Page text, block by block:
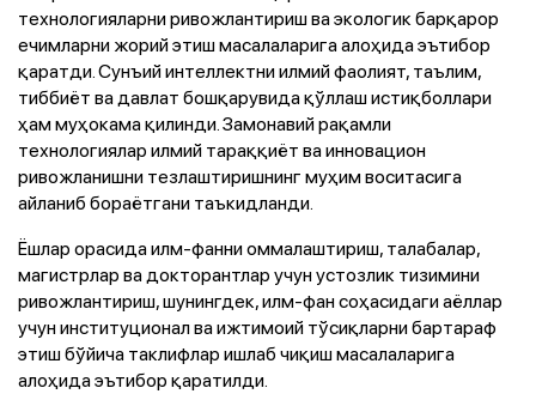
технологияларни ривожлантириш ва экологик барқарор
ечимларни жорий этиш масалаларига алоҳида эътибор
қаратди. Сунъий интеллектни илмий фаолият, таълим,
тиббиёт ва давлат бошқарувида қўллаш истиқболлари
ҳам муҳокама қилинди. Замонавий рақамли
технологиялар илмий тараққиёт ва инновацион
ривожланишни тезлаштиришнинг муҳим воситасига
айланиб бораётгани таъкидланди.
Ёшлар орасида илм-фанни оммалаштириш, талабалар,
магистрлар ва докторантлар учун устозлик тизимини
ривожлантириш, шунингдек, илм-фан соҳасидаги аёллар
учун институционал ва ижтимоий тўсиқларни бартараф
этиш бўйича таклифлар ишлаб чиқиш масалаларига
алоҳида эътибор қаратилди.